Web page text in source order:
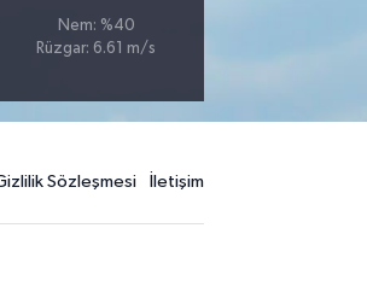
Nem: %40
Rüzgar: 6.61 m/s
Sözleşmesi İletişim